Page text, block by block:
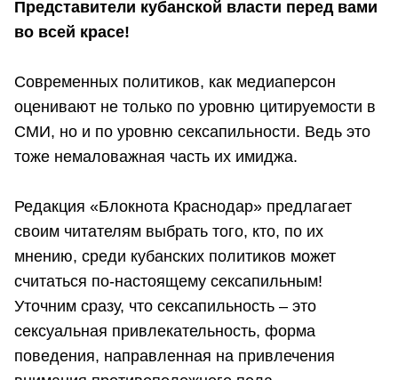
Представители кубанской власти перед вами
во всей красе!
Современных политиков, как медиаперсон
оценивают не только по уровню цитируемости в
СМИ, но и по уровню сексапильности. Ведь это
тоже немаловажная часть их имиджа.
Редакция «Блокнота Краснодар» предлагает
своим читателям выбрать того, кто, по их
мнению, среди кубанских политиков может
считаться по-настоящему сексапильным!
Уточним сразу, что сексапильность – это
сексуальная привлекательность, форма
поведения, направленная на привлечения